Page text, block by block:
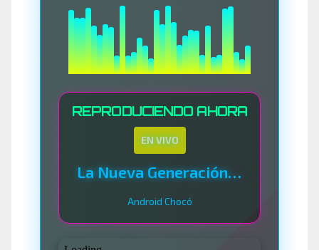
REPRODUCIENDO AHORA
EN VIVO
La Nueva Generación Del Sistema
Android Chocó